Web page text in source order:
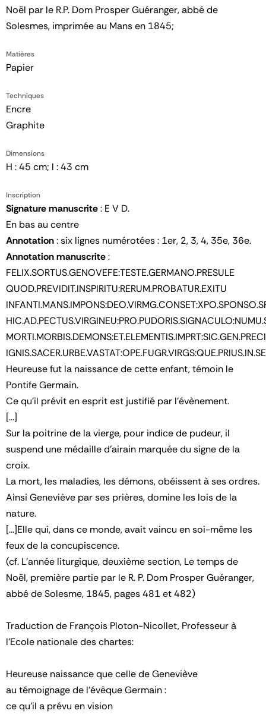
Noël par le R.P. Dom Prosper Guéranger, abbé de
Solesmes, imprimée au Mans en 1845;
Matières
Papier
Techniques
Encre
Graphite
Dimensions
H : 45 cm; l : 43 cm
Inscription
Signature manuscrite: E V D.
En bas au centre
Annotation: six lignes numérotées : 1er, 2, 3, 4, 35e, 36e.
Annotation manuscrite:
FELIX.SORTUS.GENOVEFE:TESTE.GERMANO.PRESULE
QUOD.PREVIDIT.INSPIRITU:RERUM.PROBATUR.EXITU
Heureuse fut la naissance de cette enfant, témoin le
Pontife Germain.
Ce qu'il prévit en esprit est justifié par l'évènement.
[...]
Sur la poitrine de la vierge, pour indice de pudeur, il
suspend une médaille d'airain marquée du signe de la
croix.
La mort, les maladies, les démons, obéissent à ses ordres.
Ainsi Geneviève par ses prières, domine les lois de la
nature.
[...]Elle qui, dans ce monde, avait vaincu en soi-même les
feux de la concupiscence.
(cf. L'année liturgique, deuxième section, Le temps de
Noël, première partie par le R. P. Dom Prosper Guéranger,
abbé de Solesme, 1845, pages 481 et 482)
Traduction de François Ploton-Nicollet, Professeur à
l'Ecole nationale des chartes:
Heureuse naissance que celle de Geneviève
au témoignage de l’évêque Germain :
ce qu’il a prévu en vision